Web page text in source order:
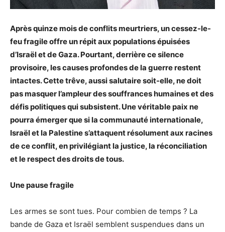
Après quinze mois de conflits meurtriers, un cessez-le-
feu fragile offre un répit aux populations épuisées
d’Israël et de Gaza. Pourtant, derrière ce silence
provisoire, les causes profondes de la guerre restent
intactes. Cette trêve, aussi salutaire soit-elle, ne doit
pas masquer l’ampleur des souffrances humaines et des
défis politiques qui subsistent. Une véritable paix ne
pourra émerger que si la communauté internationale,
Israël et la Palestine s’attaquent résolument aux racines
de ce conflit, en privilégiant la justice, la réconciliation
et le respect des droits de tous.
Une pause fragile
Les armes se sont tues. Pour combien de temps ? La
bande de Gaza et Israël semblent suspendues dans un